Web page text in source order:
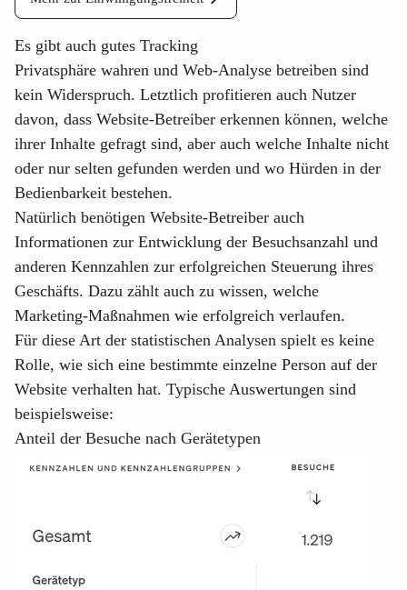
Es gibt auch gutes Tracking
Privatsphäre wahren und Web-Analyse betreiben sind
kein Widerspruch. Letztlich profitieren auch Nutzer
davon, dass Website-Betreiber erkennen können, welche
ihrer Inhalte gefragt sind, aber auch welche Inhalte nicht
oder nur selten gefunden werden und wo Hürden in der
Bedienbarkeit bestehen.
Natürlich benötigen Website-Betreiber auch
Informationen zur Entwicklung der Besuchsanzahl und
anderen Kennzahlen zur erfolgreichen Steuerung ihres
Geschäfts. Dazu zählt auch zu wissen, welche
Marketing-Maßnahmen wie erfolgreich verlaufen.
Für diese Art der statistischen Analysen spielt es keine
Rolle, wie sich eine bestimmte einzelne Person auf der
Website verhalten hat. Typische Auswertungen sind
beispielsweise:
Anteil der Besuche nach Gerätetypen